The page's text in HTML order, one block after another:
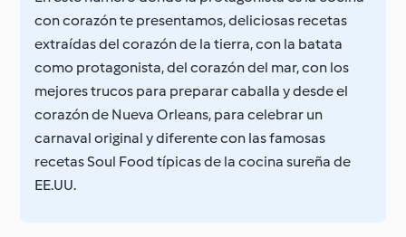
con corazón te presentamos, deliciosas recetas
extraídas del corazón de la tierra, con la batata
como protagonista, del corazón del mar, con los
mejores trucos para preparar caballa y desde el
corazón de Nueva Orleans, para celebrar un
carnaval original y diferente con las famosas
recetas Soul Food típicas de la cocina sureña de
EE.UU.